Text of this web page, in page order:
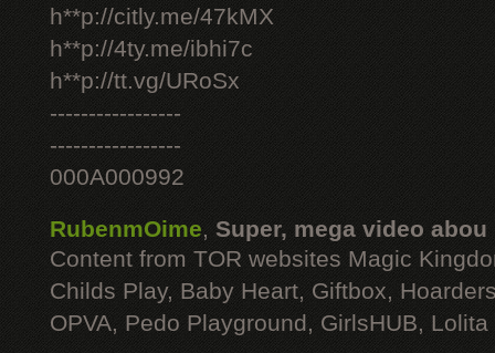
h**p://citly.me/47kMX
h**p://4ty.me/ibhi7c
h**p://tt.vg/URoSx
-----------------
-----------------
000A000992
RubenmOime, Super, mega video abou
Content from TOR websites Magic
Childs Play, Baby Heart, Giftbox,
OPVA, Pedo Playground, GirlsHUB, Lolita